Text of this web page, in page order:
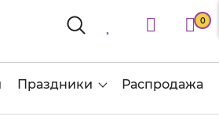
0
Праздники Распродажа